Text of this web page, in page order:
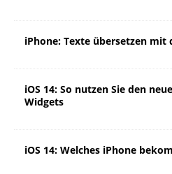
iPhone: Texte übersetzen mit
iOS 14: So nutzen Sie den
Widgets
iOS 14: Welches iPhone